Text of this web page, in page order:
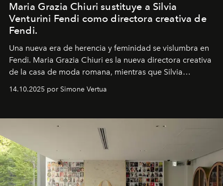
Maria Grazia Chiuri sustituye a Silvia
Venturini Fendi como directora creativa de
Fendi.
Una nueva era de herencia y feminidad se vislumbra en
Fendi. Maria Grazia Chiuri es la nueva directora creativa
de la casa de moda romana, mientras que Silvia
14.10.2025 por Simone Vertua